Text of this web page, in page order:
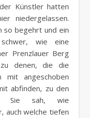
Künstler hatten
niedergelassen.
so begehrt und ein
wie eine
Prenzlauer Berg
denen, die die
mit angeschoben
abfinden, zu den
Sie sah, wie
auch welche tiefen